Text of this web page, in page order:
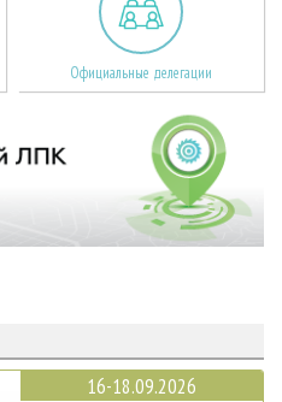
Официальные делегации
16-18.09.2026